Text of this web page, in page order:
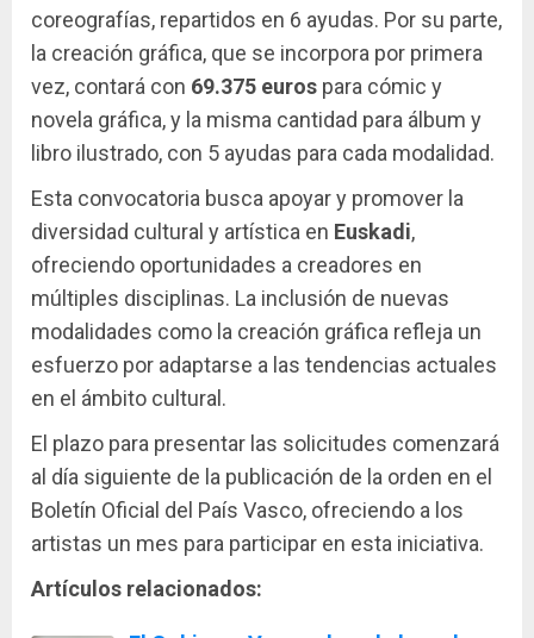
coreografías, repartidos en 6 ayudas. Por su parte,
la creación gráfica, que se incorpora por primera
vez, contará con 69.375 euros para cómic y
novela gráfica, y la misma cantidad para álbum y
libro ilustrado, con 5 ayudas para cada modalidad.
Esta convocatoria busca apoyar y promover la
diversidad cultural y artística en Euskadi,
ofreciendo oportunidades a creadores en
múltiples disciplinas. La inclusión de nuevas
modalidades como la creación gráfica refleja un
esfuerzo por adaptarse a las tendencias actuales
en el ámbito cultural.
El plazo para presentar las solicitudes comenzará
al día siguiente de la publicación de la orden en el
Boletín Oficial del País Vasco, ofreciendo a los
artistas un mes para participar en esta iniciativa.
Artículos relacionados: